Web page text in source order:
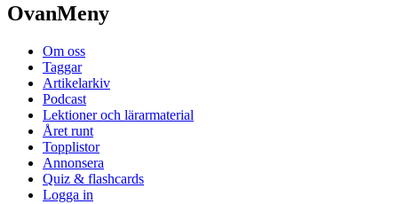
OvanMeny
Om oss
Taggar
Artikelarkiv
Podcast
Lektioner och lärarmaterial
Året runt
Topplistor
Annonsera
Quiz & flashcards
Logga in